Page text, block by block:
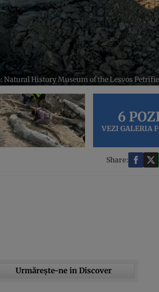
Natural History Museum of the Lesvos
6
VEZI GALERIA
Share:
Urmărește-ne in Discover